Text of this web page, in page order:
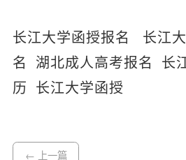
长江大学函授报名
长江
名
湖北成人高考报名
长
历
长江大学函授
← 上一篇